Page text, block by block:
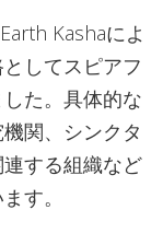
Kashaによ
してスピアフ
た。具体的な
関、シンクタ
する組織など
す。